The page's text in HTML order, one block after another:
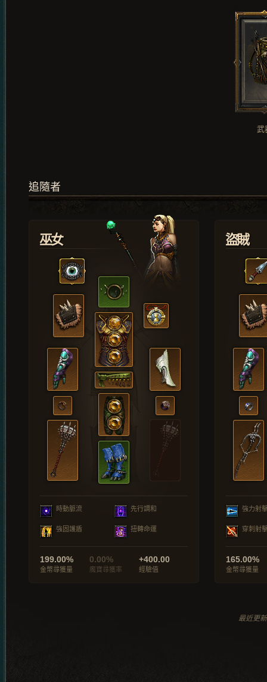
武
追隨者
巫女
時動脈流 先行調和
強固護盾 扭轉命運
199.00%
金幣尋獲量
0.00%
魔寶尋獲率
+400.00
經驗值
盜賊
強力射
穿刺射
165.00%
金幣尋獲量
最近更